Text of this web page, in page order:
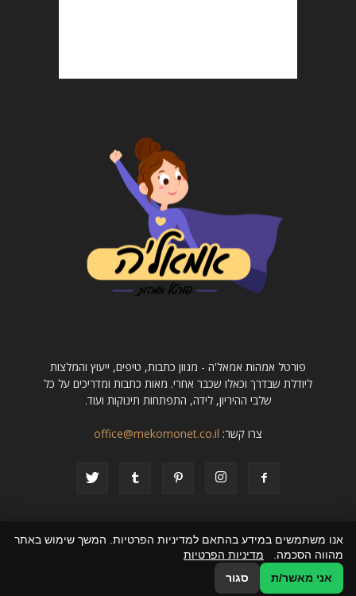
פורטל אמהות אמאל'ה - מגוון כתבות, טיפים, ייעוץ והמלצות
ליודלת שבדרך וכאלו שכבר אחרי. מאות כתבות ומדריכים על כל
שלבי ההיריון, לידה, התפתחות תינוקות ועוד.
צרו קשר: office@mekomonet.co.il
פרסום כתבה באתר מוביל מחפשים כותבות
© כל הזכויות שמורות לפורטל אמהות imalle.co.il
אנו משתמשים במידע בהתאם למדיניות הפרטיות. המשך שימוש באתר
מהווה הסכמה. מדיניות הפרטיות
אני מאשר/ת
סגור